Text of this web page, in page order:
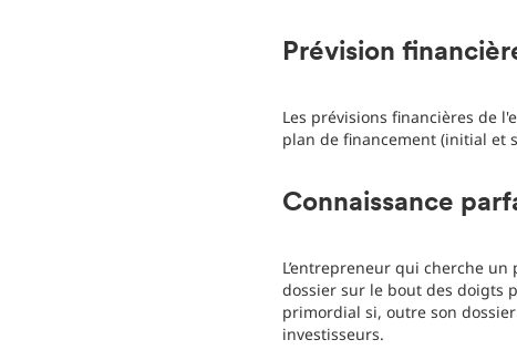
Prévision
Les prévisions financières de
plan de financement (initial et
Connaissance
L’entrepreneur qui cherche
dossier sur le bout des doigts
primordial si, outre son
investisseurs.